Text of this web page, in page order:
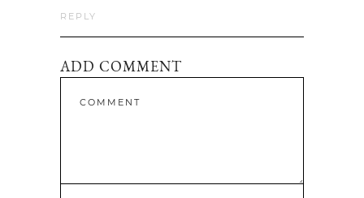
REPLY
ADD COMMENT